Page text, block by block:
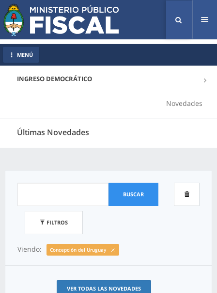
INGRESO DEMOCRÁTICO
Novedades
Últimas Novedades
MENÚ
BUSCAR
FILTROS
Viendo: Concepción del Uruguay
VER TODAS LAS NOVEDADES